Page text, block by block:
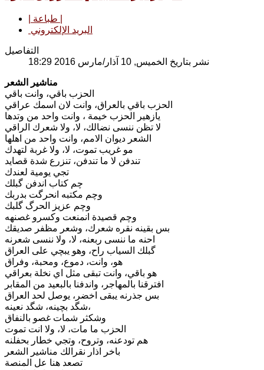
البريد الإلكتروني
التفاصيل
نشر بتاريخ الخميس, 10 آذار/مارس 2016 18:29
مناشير الشعر
الحزب باقي، وانت باقي
الحزب باقي بالعراق، وانت لان اسمك عراقي
يازهير الحزب خيمة ، وانت واحد من وتدها
لا تظن ننسى نضالك، لا، ولا شعرك الراقي
الشعر ديوان الامم، وانت واحد من اهلها
مو غريب تموت، لا، ولا غربة لتهدك
تندفن لا ما تندفن، تنزرع شدة قصايد
تجي يومية لعندك
چم كتاب اندفن گبلك
وچم مكتبه انحرگت بدربك
وچم عزيز الحرگ گلبك
وچم قصيدة انمنعت وكسرو غصنهه
بس بقينه نقره شعرك، وشعر مظفر صديقك
احنه ما ننسى ربعنه، لا، ولا ننسى شعرنه
گبلك السياب راح، وهو يبچي على العراق
هو، وانت، دموع، ومحبة، وفراق
هو باقي، وانت تبقى مثل اي نخلة بعراقي
افترقنا بالمهاجر، واندفنا بالبعيد من المقابر
بس جذرنه يبقى اخضر، يوصل لحد العراق
شگد بچينه، شگد نعينه،
وشكثر شمات غصو بالنفاق
الحزب ما مات، لا، ولا انت تموت
هم تودعنه، وتروح، وتجي خطار بحفلنه
باخر اذار نقرالك مناشير الشعر
تصعد هنا عل المنصة